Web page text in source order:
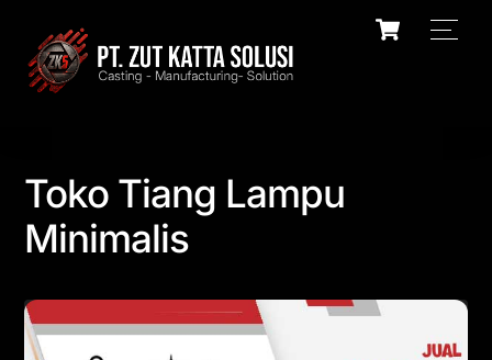
content
Cart
Toko Tiang Lampu
Minimalis